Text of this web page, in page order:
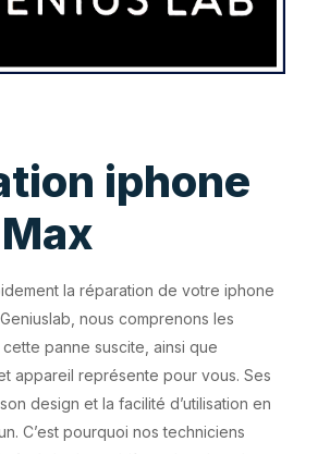
iphone
la réparation de votre iphone
nous comprenons les
panne suscite, ainsi que
appareil représente pour vous. Ses
design et la facilité d’utilisation en
C’est pourquoi nos techniciens